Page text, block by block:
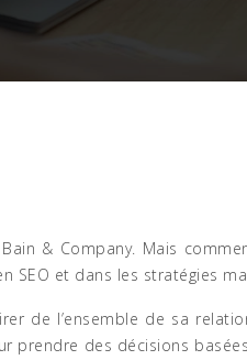
& Company. Mais
SEO et dans les stratégies
de l’ensemble de sa
prendre des décisions